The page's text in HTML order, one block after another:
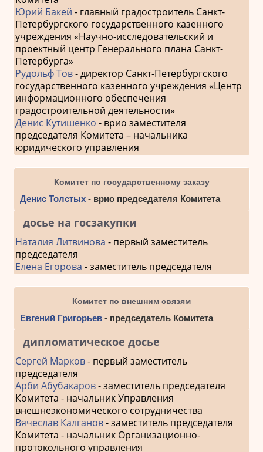
Юрий Бакей - главный градостроитель Санкт-
Петербургского государственного казенного
учреждения «Научно-исследовательский и
проектный центр Генерального плана Санкт-
Петербурга»
Рудольф Тов- директор Санкт-Петербургского
государственного казенного учреждения «Центр
информационного обеспечения
градостроительной деятельности»
Денис Кутишенко - врио заместителя
председателя Комитета – начальника
юридического управления
Комитет по государственному заказу
Денис Толстых- врио председателя Комитета
досье на госзакупки
Наталия Литвинова - первый заместитель
председателя
Елена Егорова - заместитель председателя
Комитет по внешним связям
Евгений Григорьев- председатель Комитета
дипломатическое досье
Сергей Марков- первый заместитель
председателя
Арби Абубакаров- заместитель председателя
Комитета - начальник Управления
внешнеэкономического сотрудничества
Вячеслав Калганов- заместитель председателя
Комитета - начальник Организационно-
протокольного управления